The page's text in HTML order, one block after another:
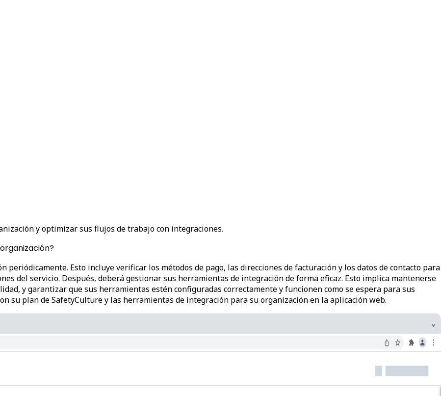
y optimizar sus flujos de trabajo con integraciones.
Esto incluye verificar los métodos de pago, las direcciones de facturación y los datos de contacto para
del servicio. Después, deberá gestionar sus herramientas de integración de forma eficaz. Esto implica mantenerse
y garantizar que sus herramientas estén configuradas correctamente y funcionen como se espera para sus
su plan de SafetyCulture y las herramientas de integración para su organización en la aplicación web.